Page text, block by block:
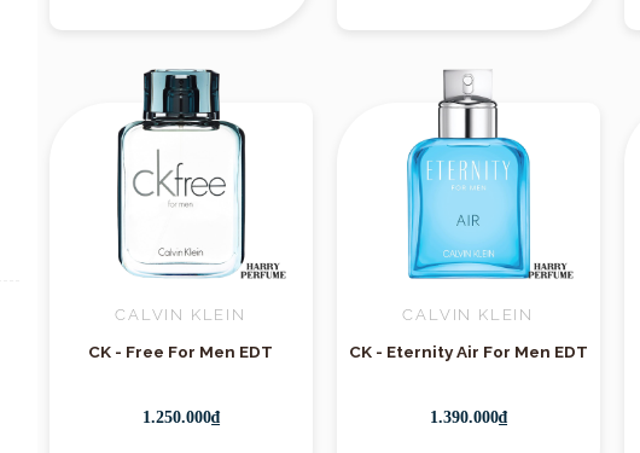
CALVIN KLEIN
CK - Free For Men EDT
1.250.000₫
CALVIN KLEIN
CK - Eternity Air For Men EDT
1.390.000₫